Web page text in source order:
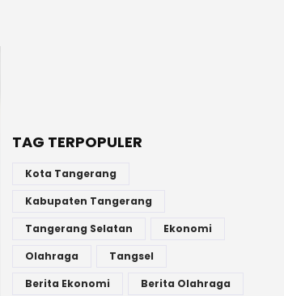
TAG TERPOPULER
Kota Tangerang
Kabupaten Tangerang
Tangerang Selatan
Ekonomi
Olahraga
Tangsel
Berita Ekonomi
Berita Olahraga